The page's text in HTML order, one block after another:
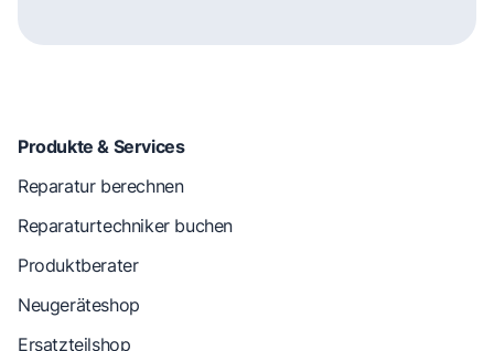
Produkte & Services
Reparatur berechnen
Reparaturtechniker buchen
Produktberater
Neugeräteshop
Ersatzteilshop